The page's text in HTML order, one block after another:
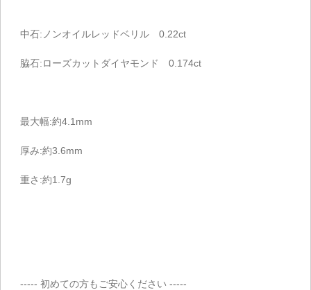
中石:ノンオイルレッドベリル 0.22ct
脇石:ローズカットダイヤモンド 0.174ct
最大幅:約4.1mm
厚み:約3.6mm
重さ:約1.7g
----- 初めての方もご安心ください -----